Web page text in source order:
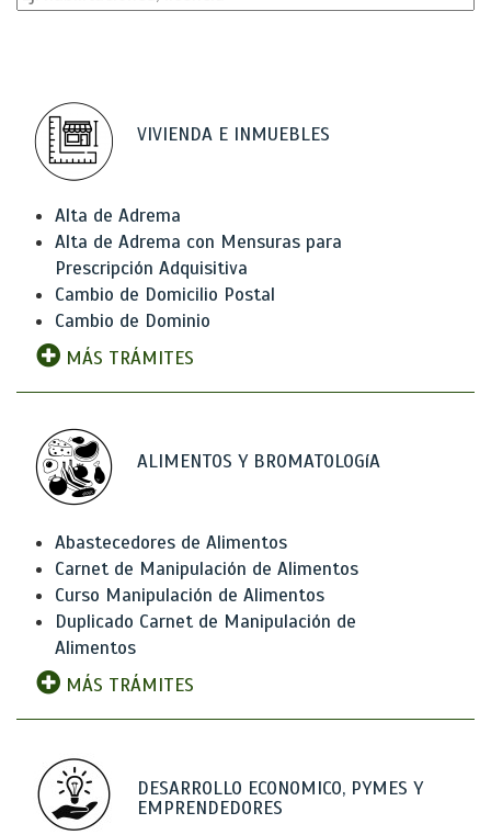
VIVIENDA E INMUEBLES
Alta de Adrema
Alta de Adrema con Mensuras para
Prescripción Adquisitiva
Cambio de Domicilio Postal
Cambio de Dominio
MÁS TRÁMITES
ALIMENTOS Y BROMATOLOGíA
Abastecedores de Alimentos
Carnet de Manipulación de Alimentos
Curso Manipulación de Alimentos
Duplicado Carnet de Manipulación de
Alimentos
MÁS TRÁMITES
DESARROLLO ECONOMICO, PYMES Y
EMPRENDEDORES